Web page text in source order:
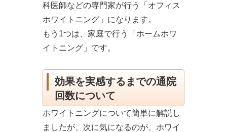
科医師などの専門家が行う「オフィス
ホワイトニング」になります。
もう1つは、家庭で行う「ホームホワ
イトニング」です。
効果を実感するまでの通院
回数について
ホワイトニングについて簡単に解説し
ましたが、次に気になるのが、ホワイ